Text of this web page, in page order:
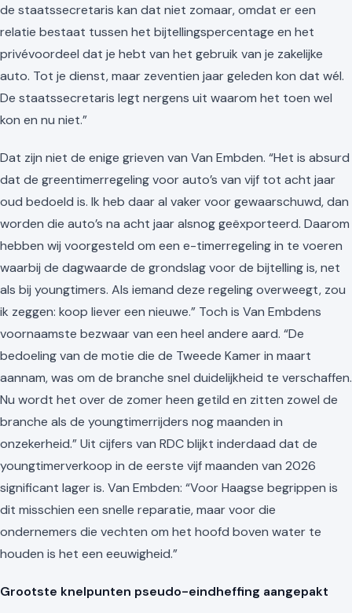
de staatssecretaris kan dat niet zomaar, omdat er een
relatie bestaat tussen het bijtellingspercentage en het
privévoordeel dat je hebt van het gebruik van je zakelijke
auto. Tot je dienst, maar zeventien jaar geleden kon dat wél.
De staatssecretaris legt nergens uit waarom het toen wel
kon en nu niet.”
Dat zijn niet de enige grieven van Van Embden. “Het is absurd
dat de greentimerregeling voor auto’s van vijf tot acht jaar
oud bedoeld is. Ik heb daar al vaker voor gewaarschuwd, dan
worden die auto’s na acht jaar alsnog geëxporteerd. Daarom
hebben wij voorgesteld om een e-timerregeling in te voeren
waarbij de dagwaarde de grondslag voor de bijtelling is, net
als bij youngtimers. Als iemand deze regeling overweegt, zou
ik zeggen: koop liever een nieuwe.” Toch is Van Embdens
voornaamste bezwaar van een heel andere aard. “De
bedoeling van de motie die de Tweede Kamer in maart
aannam, was om de branche snel duidelijkheid te verschaffen.
Nu wordt het over de zomer heen getild en zitten zowel de
branche als de youngtimerrijders nog maanden in
onzekerheid.” Uit cijfers van RDC blijkt inderdaad dat de
youngtimerverkoop in de eerste vijf maanden van 2026
significant lager is. Van Embden: “Voor Haagse begrippen is
dit misschien een snelle reparatie, maar voor die
ondernemers die vechten om het hoofd boven water te
houden is het een eeuwigheid.”
Grootste knelpunten pseudo-eindheffing aangepakt